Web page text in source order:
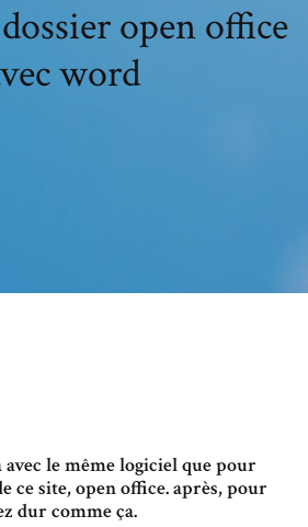
open office
word
avec le même logiciel que pour
ce site, open office. après, pour
dur comme ça.